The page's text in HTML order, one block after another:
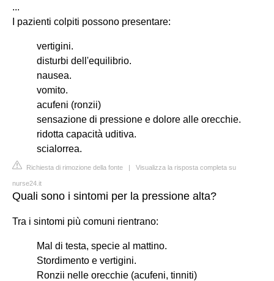
...
I pazienti colpiti possono presentare:
vertigini.
disturbi dell'equilibrio.
nausea.
vomito.
acufeni (ronzii)
sensazione di pressione e dolore alle orecchie.
ridotta capacità uditiva.
scialorrea.
Richiesta di rimozione della fonte | Visualizza la risposta completa su
nurse24.it
Quali sono i sintomi per la pressione alta?
Tra i sintomi più comuni rientrano:
Mal di testa, specie al mattino.
Stordimento e vertigini.
Ronzii nelle orecchie (acufeni, tinniti)